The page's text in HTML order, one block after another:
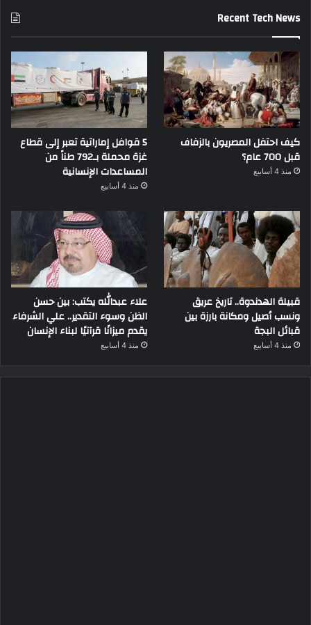
Recent Tech News
كيف احتفل المصريون بالزفاف
قبل 700 عام؟
منذ 4 أسابيع
5 قوافل إماراتية تعبر إلى قطاع
غزة محملة بـ792 طناً من
المساعدات الإنسانية
منذ 4 أسابيع
قبيلة الهدندوة.. تاريخ عريق
ونسب أصيل ومكانة بارزة بين
قبائل البجة
منذ 4 أسابيع
علاء عبدالله يكتب: بين حسن
الظن وسوء التقدير.. علي الشرفاء
يقدم ميزانًا قرآنيًا لبناء الإنسان
منذ 4 أسابيع